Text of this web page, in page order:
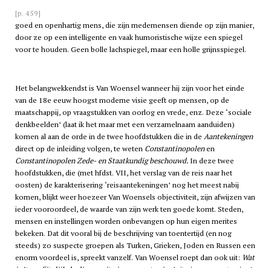
[p. 459]
goed en openhartig mens, die zijn medemensen diende op zijn manier,
door ze op een intelligente en vaak humoristische wijze een spiegel
voor te houden. Geen bolle lachspiegel, maar een holle grijnsspiegel.
Het belangwekkendst is Van Woensel wanneer hij zijn voor het einde
van de 18e eeuw hoogst moderne visie geeft op mensen, op de
maatschappij, op vraagstukken van oorlog en vrede, enz. Deze ‘sociale
denkbeelden’ (laat ik het maar met een verzamelnaam aanduiden)
komen al aan de orde in de twee hoofdstukken die in de Aantekeningen
direct op de inleiding volgen, te weten Constantinopolenen
Constantinopolen Zede- en Staatkundig beschouwd.In deze twee
hoofdstukken, die (met hfdst. VII, het verslag van de reis naar het
oosten) de karakterisering ‘reisaantekeningen’ nog het meest nabij
komen, blijkt weer hoezeer Van Woensels objectiviteit, zijn afwijzen van
ieder vooroordeel, de waarde van zijn werk ten goede komt. Steden,
mensen en instellingen worden onbevangen op hun eigen merites
bekeken. Dat dit vooral bij de beschrijving van toentertijd (en nog
steeds) zo suspecte groepen als Turken, Grieken, Joden en Russen een
enorm voordeel is, spreekt vanzelf. Van Woensel roept dan ook uit: Wat